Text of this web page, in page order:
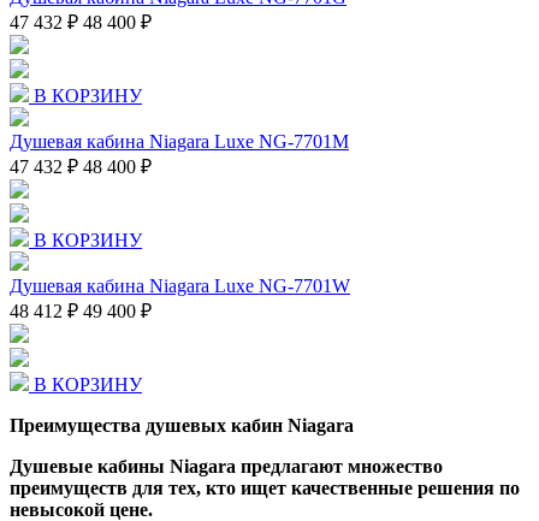
47 432 ₽ 48 400 ₽
В КОРЗИНУ
Душевая кабина Niagara Luxe NG-7701M
47 432 ₽ 48 400 ₽
В КОРЗИНУ
Душевая кабина Niagara Luxe NG-7701W
48 412 ₽ 49 400 ₽
В КОРЗИНУ
Преимущества душевых кабин Niagara
Душевые кабины Niagara предлагают множество
преимуществ для тех, кто ищет качественные решения по
невысокой цене.